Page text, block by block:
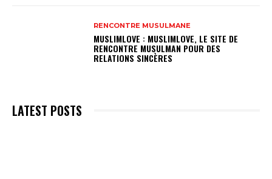
RENCONTRE MUSULMANE
MUSLIMLOVE : MUSLIMLOVE, LE SITE DE
RENCONTRE MUSULMAN POUR DES
RELATIONS SINCÈRES
LATEST POSTS